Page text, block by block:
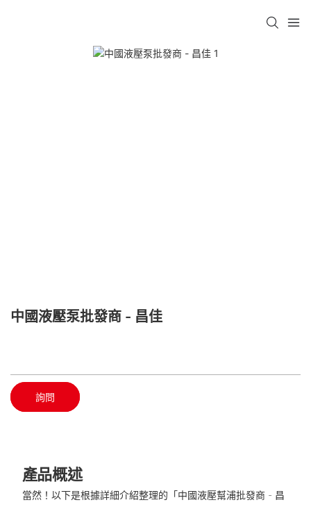
中國液壓泵批發商 - 昌佳
詢問
產品概述
當然！以下是根據詳細介紹整理的「中國液壓幫浦批發商 - 昌